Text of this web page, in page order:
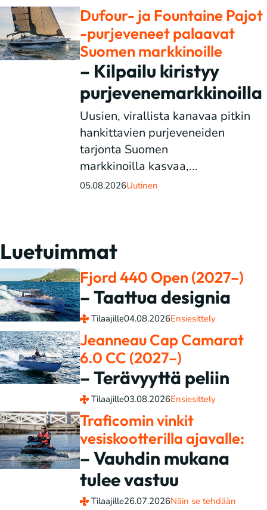
Dufour- ja Fountaine Pajot
-purjeveneet palaavat
Suomen markkinoille
– Kilpailu kiristyy
purjevenemarkkinoilla
Uusien, virallista kanavaa pitkin
hankittavien purjeveneiden
tarjonta Suomen
markkinoilla kasvaa,...
05.08.2026Uutinen
Luetuimmat
Fjord 440 Open (2027–)
– Taattua designia
Tilaajille04.08.2026Ensiesittely
Jeanneau Cap Camarat
6.0 CC (2027–)
– Terävyyttä peliin
Tilaajille03.08.2026Ensiesittely
Traficomin vinkit
vesiskootterilla ajavalle:
– Vauhdin mukana
tulee vastuu
Tilaajille26.07.2026Näin se tehdään